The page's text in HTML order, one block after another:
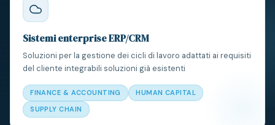
Sistemi enterprise ERP/CRM
Soluzioni per la gestione dei cicli di lavoro adattati ai requisiti
del cliente integrabili soluzioni già esistenti
FINANCE & ACCOUNTING
HUMAN CAPITAL
SUPPLY CHAIN